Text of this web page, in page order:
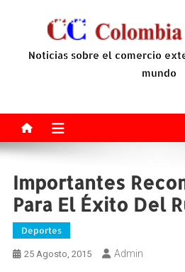
Noticias sobre el comercio
mundo
Importantes
Para El Éxito Del
Deportes
25 Agosto, 2015 Admin